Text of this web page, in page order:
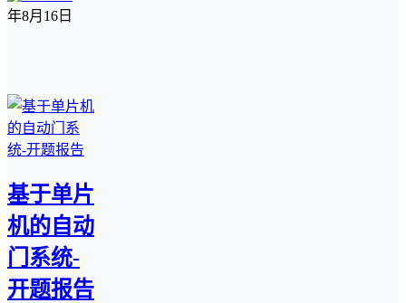
年8月16日
基于单片
机的自动
门系统-
开题报告